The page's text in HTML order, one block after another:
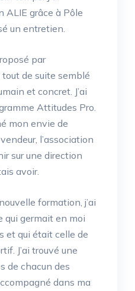
ALIE grâce à Pôle
un entretien.
par
tout de suite semblé
et concret. J’ai
Attitudes Pro.
mon envie de
l’association
sur une direction
avoir.
formation, j’ai
qui germait en moi
et qui était celle de
J’ai trouvé une
de chacun des
dans ma